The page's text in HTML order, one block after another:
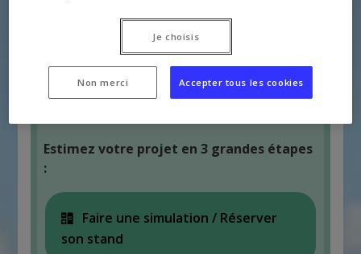
Devenir exposant
Estimez votre projet en 3 grandes étapes
:
Faire une simulation / Réserver
son stand
Je choisis
Non merci Accepter tous les cookies